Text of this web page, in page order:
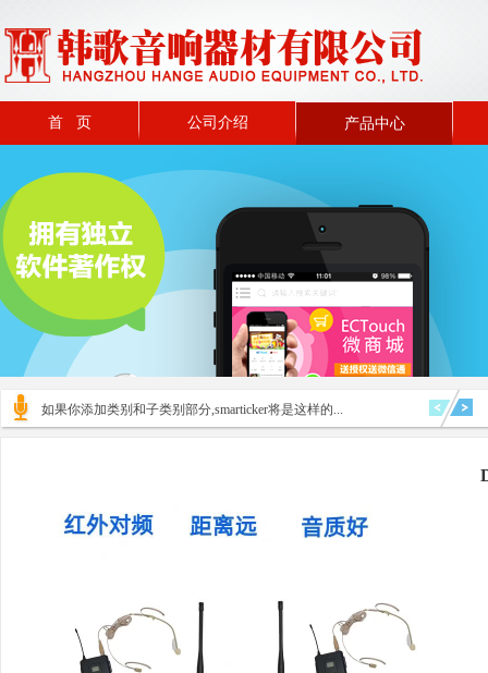
首 页 公司介绍 产品中心
如果你添加类别和子类别部分,smarticker将是这样的...